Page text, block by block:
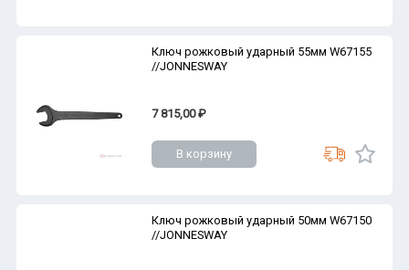
Ключ рожковый ударный 55мм W67155
//JONNESWAY
7 815,00 ₽
В корзину
Ключ рожковый ударный 50мм W67150
//JONNESWAY